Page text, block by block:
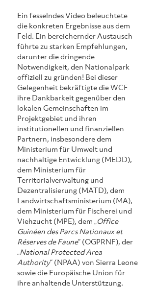
Ein fesselndes Video beleuchtete
die konkreten Ergebnisse aus dem
Feld. Ein bereichernder Austausch
führte zu starken Empfehlungen,
darunter die dringende
Notwendigkeit, den Nationalpark
offiziell zu gründen! Bei dieser
Gelegenheit bekräftigte die WCF
ihre Dankbarkeit gegenüber den
lokalen Gemeinschaften im
Projektgebiet und ihren
institutionellen und finanziellen
Partnern, insbesondere dem
Ministerium für Umwelt und
nachhaltige Entwicklung (MEDD),
dem Ministerium für
Territorialverwaltung und
Dezentralisierung (MATD), dem
Landwirtschaftsministerium (MA),
dem Ministerium für Fischerei und
Viehzucht (MPE), dem „Office
Guinéen des Parcs Nationaux et
Réserves de Faune“ (OGPRNF), der
„National Protected Area
Authority“ (NPAA) von Sierra Leone
sowie die Europäische Union für
ihre anhaltende Unterstützung.